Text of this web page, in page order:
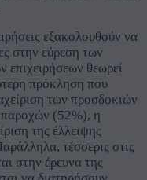
εξακολουθούν να
στην εύρεση των
θεωρεί
πρόκληση που
των προσδοκιών
παροχών (52%), η
της έλλειψης
τέσσερις στις
στην έρευνα της